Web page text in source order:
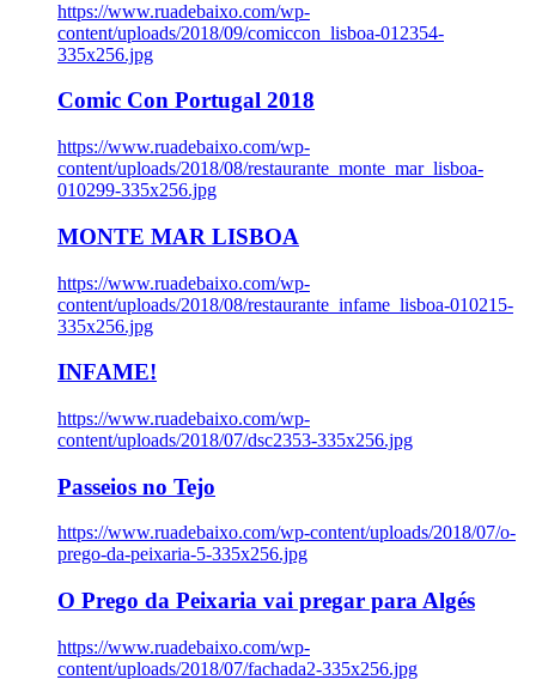
https://www.ruadebaixo.com/wp-
content/uploads/2018/09/comiccon_lisboa-012354-
335x256.jpg
Comic Con Portugal 2018
https://www.ruadebaixo.com/wp-
content/uploads/2018/08/restaurante_monte_mar_lisboa-
010299-335x256.jpg
MONTE MAR LISBOA
https://www.ruadebaixo.com/wp-
content/uploads/2018/08/restaurante_infame_lisboa-010215-
335x256.jpg
INFAME!
https://www.ruadebaixo.com/wp-
content/uploads/2018/07/dsc2353-335x256.jpg
Passeios no Tejo
https://www.ruadebaixo.com/wp-content/uploads/2018/07/o-
prego-da-peixaria-5-335x256.jpg
O Prego da Peixaria vai pregar para Algés
https://www.ruadebaixo.com/wp-
content/uploads/2018/07/fachada2-335x256.jpg